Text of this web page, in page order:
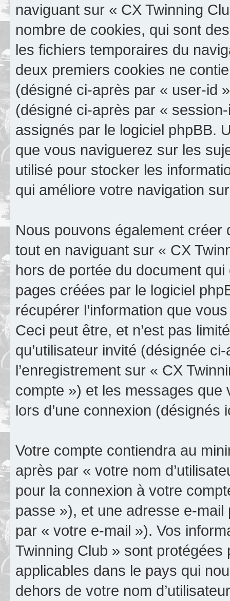
naviguant sur « CX Twinning
nombre de cookies, qui sont
les fichiers temporaires du
deux premiers cookies ne
(désigné ci-après par « user-id
(désigné ci-après par «
assignés par le logiciel phpBB.
que vous naviguerez sur les
utilisé pour stocker les
qui améliore votre navigation
Nous pouvons également
tout en naviguant sur « CX
hors de portée du document
pages créées par le logiciel
récupérer l’information que
Ceci peut être, et n’est pas
qu’utilisateur invité (désignée
l’enregistrement sur « CX
compte ») et les messages que
lors d’une connexion
Votre compte contiendra au
après par « votre nom
pour la connexion à votre
passe »), et une adresse e-
par « votre e-mail »). Vos
Twinning Club » sont
applicables dans le pays qui
dehors de votre nom